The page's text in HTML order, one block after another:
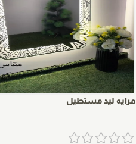
مرايه ليد مستطيل